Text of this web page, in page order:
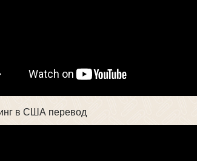
в США перевод